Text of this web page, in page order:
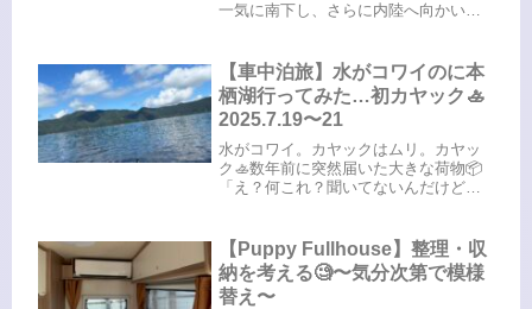
一気に南下し、さらに内陸へ向かいま
（赤井川村）昨夜は『道の駅 あかいが
わ』に車中泊。赤井川村の名前...
【車中泊旅】水がコワイのに本
栖湖行ってみた…初カヤック🚣
2025.7.19〜21
水がコワイ。カヤックはムリ。カヤッ
ク🚣数年前に突然届いた大きな荷物📦
「え？何これ？聞いてないんだけど」
先にモノが届くとは。玄関狭いし、重
いし。それに、私はやらないって言っ
て...
【Puppy Fullhouse】整理・収
納を考える🧐〜気分次第で模様
替え〜